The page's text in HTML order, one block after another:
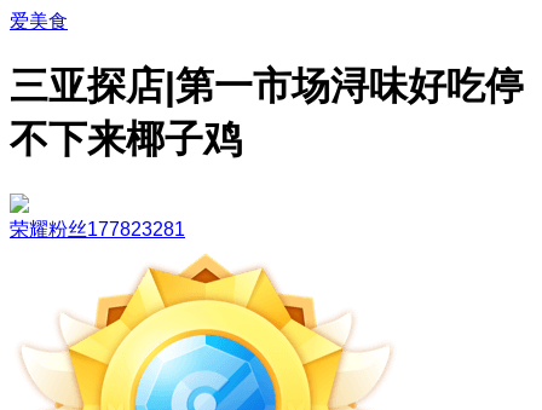
爱美食
三亚探店|第一市场浔味好吃停
不下来椰子鸡
荣耀粉丝177823281